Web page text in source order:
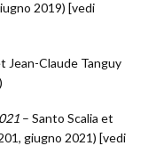
2019) [vedi
Jean-Claude Tanguy
– Santo Scalia et
giugno 2021) [vedi